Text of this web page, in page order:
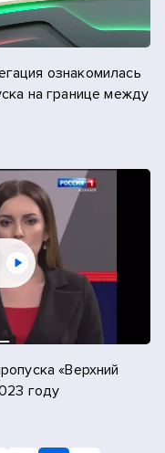
ознакомилась
на границе между
«Верхний
году